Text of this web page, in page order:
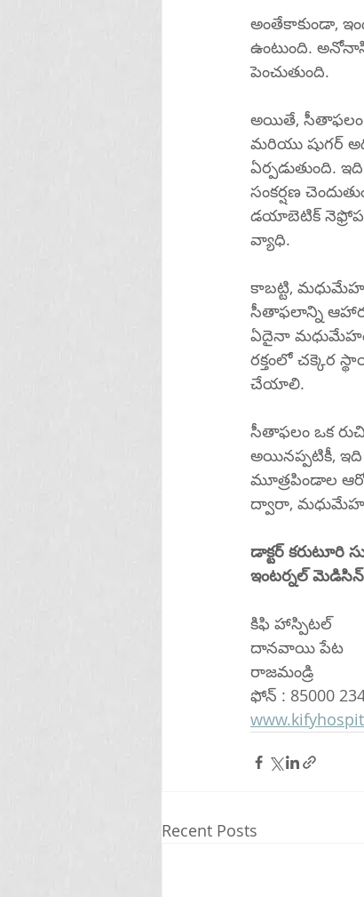
అంతేకాకుండా,
ఉంటుంది.
పెంచుతుంది.
అయితే, సీతాఫలం
మరియు షుగర్
ఏర్పడుతుంది.
సంకర్షణ
డయాబెటిక్
వ్యాధి.
కాబట్టి,
సీతాఫలాన్ని
ఏదైనా మధుమేహం
రక్తంలో చక్కెర
చేయాలి.
సీతాఫలం ఒక
అయినప్పటికీ, ఇది
మూత్రపిండాల
ద్వారా,
డాక్టర్ కరుటూరి
ఇంటర్నల్ మెడిసిన్
కిఫి హాస్పిటల్
దానవాయి పేట
రాజమండ్రి
ఫోన్ : 85000
Recent Posts